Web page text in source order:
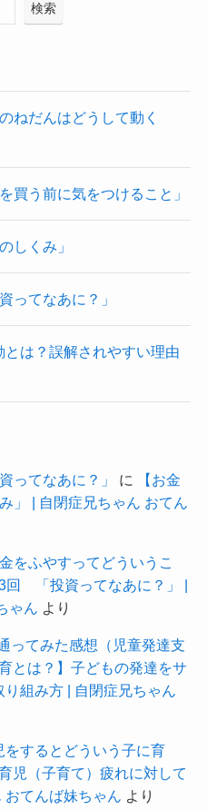
検索
ねだんはどうして動く
買う前に気をつけること」
しくみ」
ってなあに？」
は？誤解されやすい理由
ってなあに？」 に
【お金
」 | 自閉症兄ちゃん おてん
をふやすってどういうこ
3回 「投資ってなあに？」 |
ゃん より
ってみた感想（児童発達支
育とは？】子どもの発達をサ
組み方 | 自閉症兄ちゃん
するとどういう子に育
児（子育て）疲れに対して
おてんば妹ちゃん より